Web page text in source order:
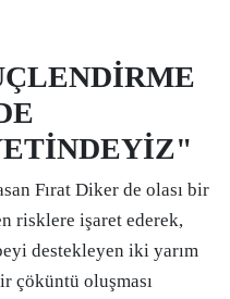
Fırat Diker de olası bir
risklere işaret ederek,
destekleyen iki yarım
çöküntü oluşması